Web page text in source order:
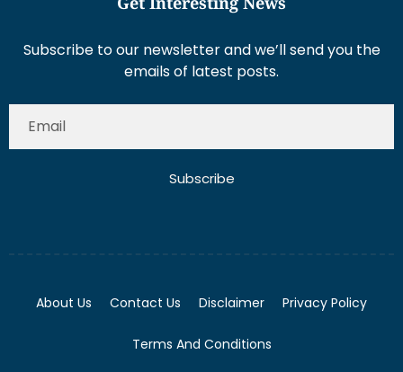
Subscribe to our newsletter and we’ll send you the
emails of latest posts.
Subscribe
About Us Contact Us Disclaimer Privacy Policy
Terms And Conditions